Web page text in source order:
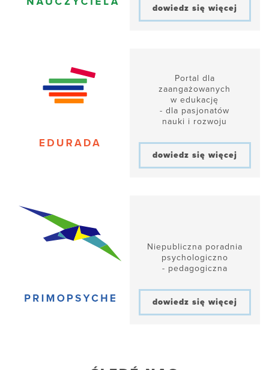
dowiedz się więcej
Portal dla
zaangażowanych
w edukację
- dla pasjonatów
nauki i rozwoju
dowiedz się więcej
Niepubliczna poradnia
psychologiczno
- pedagogiczna
dowiedz się więcej